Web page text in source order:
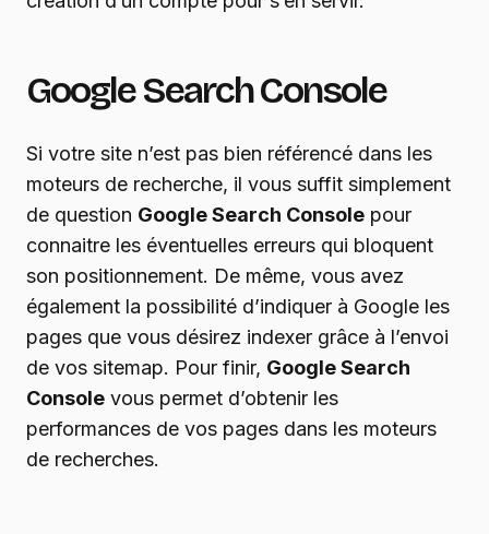
Google Search Console
Si votre site n’est pas bien référencé dans les
moteurs de recherche, il vous suffit simplement
de question Google Search Console pour
connaitre les éventuelles erreurs qui bloquent
son positionnement. De même, vous avez
également la possibilité d’indiquer à Google les
pages que vous désirez indexer grâce à l’envoi
de vos sitemap. Pour finir, Google Search
Console vous permet d’obtenir les
performances de vos pages dans les moteurs
de recherches.